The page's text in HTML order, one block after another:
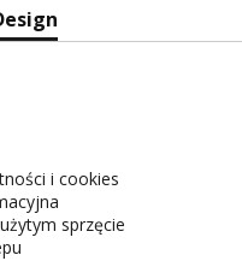
i cookies
sprzęcie